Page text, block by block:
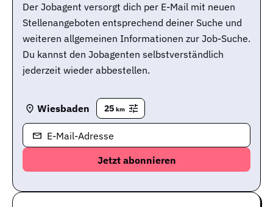
Der Jobagent versorgt dich per E-Mail mit neuen
Stellenangeboten entsprechend deiner Suche und
weiteren allgemeinen Informationen zur Job-Suche.
Du kannst den Jobagenten selbstverständlich
jederzeit wieder abbestellen.
Wiesbaden 25 km
E-Mail-Adresse